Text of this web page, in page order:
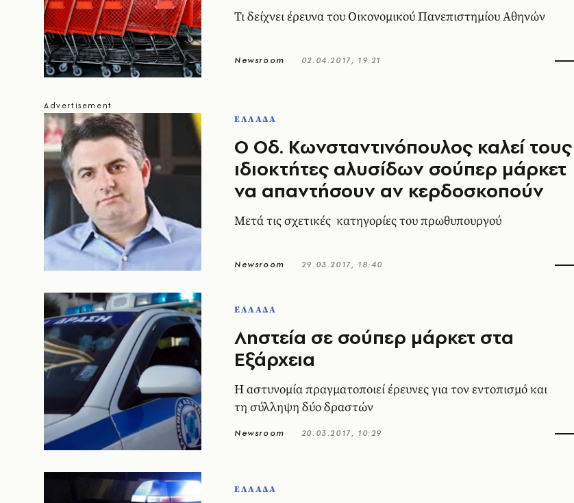
Τι δείχνει έρευνα του Οικονομικού Πανεπιστημίου Αθηνών
Newsroom 02.04.2017, 19:21
ΕΛΛΑΔΑ
Ο Οδ. Κωνσταντινόπουλος καλεί τους
ιδιοκτήτες αλυσίδων σούπερ μάρκετ
να απαντήσουν αν κερδοσκοπούν
Μετά τις σχετικές κατηγορίες του πρωθυπουργού
Newsroom 29.03.2017, 18:40
ΕΛΛΑΔΑ
Ληστεία σε σούπερ μάρκετ στα
Εξάρχεια
Η αστυνομία πραγματοποιεί έρευνες για τον εντοπισμό και
τη σύλληψη δύο δραστών
Newsroom 20.03.2017, 10:29
ΕΛΛΑΔΑ